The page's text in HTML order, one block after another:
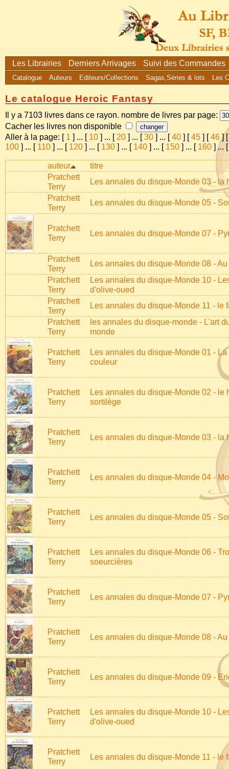
Les Librairies Derniers Arrivages Suivi des Commandes
Catalogue Auteurs Editeurs/Collections Sagas,Séries & lots Les
Le catalogue Heroic Fantasy
Il y a 7103 livres dans ce rayon. nombre de livres par page:
Cacher les livres non disponible
Aller à la page: [ 1 ] ... [ 10 ] ... [ 20 ] ... [30 ] ... [40 ] [45 ] [46]
100 ] ... [ 110 ] ... [ 120 ] ... [ 130 ] ... [ 140 ] ... [ 150 ] ... [ 160 ]...
auteur
titre
Pratchett
Terry
Les annales du disque-Monde 03 - la
Pratchett
Terry
Les annales du disque-Monde 05 -
Pratchett
Terry
Les annales du disque-Monde 07 -
Pratchett
Terry
Les annales du disque-Monde 08 -
Pratchett
Terry
Les annales du disque-Monde 10 -
d'olive-oued
Pratchett
Terry
Les annales du disque-Monde 11 - le
Pratchett
Terry
les annales du disque-monde - L'art
monde
Pratchett
Terry
Les annales du disque-Monde 01 -
couleur
Pratchett
Terry
Les annales du disque-Monde 02 - le
sortilège
Pratchett
Terry
Les annales du disque-Monde 03 - la
Pratchett
Terry
Les annales du disque-Monde 04 -
Pratchett
Terry
Les annales du disque-Monde 05 -
Pratchett
Terry
Les annales du disque-Monde 06 -
soeurcières
Pratchett
Terry
Les annales du disque-Monde 07 -
Pratchett
Terry
Les annales du disque-Monde 08 -
Pratchett
Terry
Les annales du disque-Monde 09 -
Pratchett
Terry
Les annales du disque-Monde 10 -
d'olive-oued
Pratchett
Terry
Les annales du disque-Monde 11 - le